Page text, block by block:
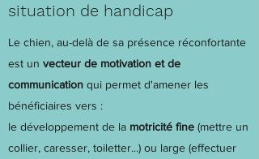
situation de handicap
Le chien, au-delà de sa présence réconfortante
est un vecteur de motivation et de
communication qui permet d'amener les
bénéficiaires vers :
le développement de la motricité fine (mettre un
collier, caresser, toiletter...) ou large (effectuer